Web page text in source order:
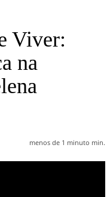
Viver:
na
menos de 1 minuto min.